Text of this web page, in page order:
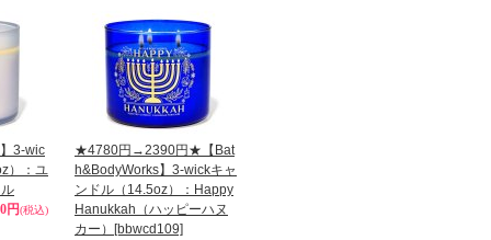
3-wic
）：ユ
円(税込)
★4780円→2390円★【Bat
h&BodyWorks】3-wickキャ
ンドル（14.5oz）：Happy
Hanukkah（ハッピーハヌ
カー）
[bbwcd109]